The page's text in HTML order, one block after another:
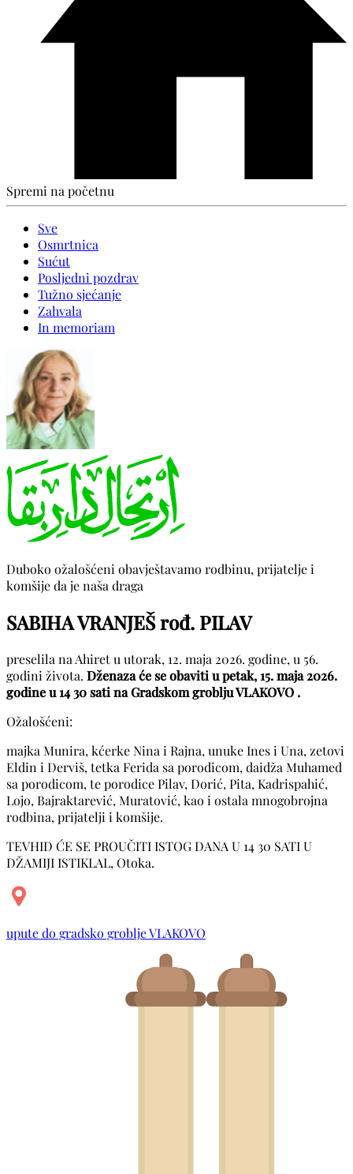
Spremi na početnu
Sve
Osmrtnica
Sućut
Posljedni pozdrav
Tužno sjećanje
Zahvala
In memoriam
Duboko ožalošćeni obavještavamo rodbinu, prijatelje i
komšije da je naša draga
SABIHA VRANJEŠ rođ. PILAV
preselila na Ahiret u utorak, 12. maja 2026. godine, u 56.
godini života. Dženaza će se obaviti u petak, 15. maja 2026.
godine u 14 30 sati na Gradskom groblju VLAKOVO .
Ožalošćeni:
majka Munira, kćerke Nina i Rajna, unuke Ines i Una, zetovi
Eldin i Derviš, tetka Ferida sa porodicom, daidža Muhamed
sa porodicom, te porodice Pilav, Dorić, Pita, Kadrispahić,
Lojo, Bajraktarević, Muratović, kao i ostala mnogobrojna
rodbina, prijatelji i komšije.
TEVHID ĆE SE PROUČITI ISTOG DANA U 14 30 SATI U
DŽAMIJI ISTIKLAL, Otoka.
upute do gradsko groblje VLAKOVO